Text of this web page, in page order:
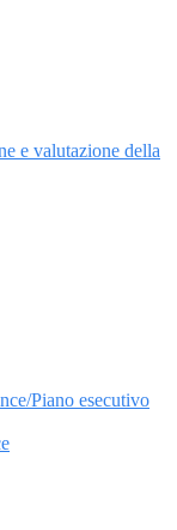
e valutazione della
Piano esecutivo